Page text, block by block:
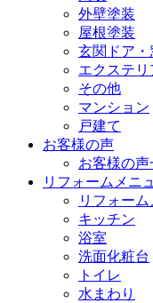
外壁塗装
屋根塗装
玄関ドア・
エクステリ
その他
マンション
戸建て
お客様の声
お客様の声
リフォームメニ
リフォー
キッチン
浴室
洗面化粧台
トイレ
水まわり